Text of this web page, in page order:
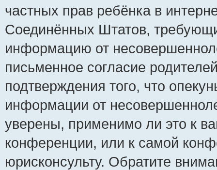
частных прав ребёнка в
Соединённых Штатов,
информацию от
письменное согласие
подтверждения того, что
информации от
уверены, применимо ли это к
конференции, или к самой
юрисконсульту. Обратите